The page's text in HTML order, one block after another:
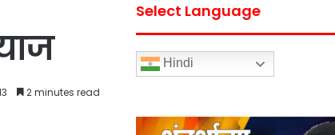
2 minutes read
Select Language
Hindi